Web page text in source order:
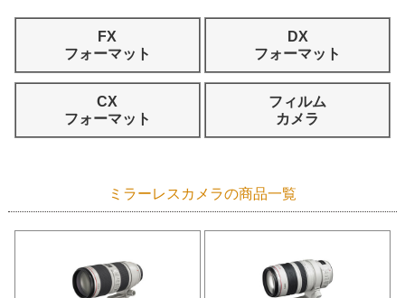
FX
フォーマット
DX
フォーマット
CX
フォーマット
フィルム
カメラ
ミラーレスカメラの商品一覧